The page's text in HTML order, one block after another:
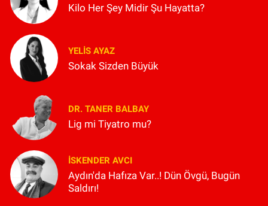
Kilo Her Şey Midir Şu Hayatta?
YELIS AYAZ
Sokak Sizden Büyük
DR. TANER BALBAY
Lig mi Tiyatro mu?
İSKENDER AVCI
Aydın'da Hafıza Var..! Dün Övgü, Bugün
Saldırı!